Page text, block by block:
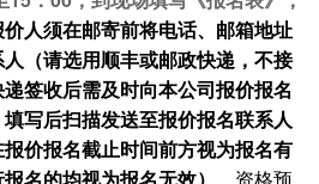
价人须在邮寄前将电话、邮箱地址
（请选用顺丰或邮政快递，不接
签收后需及时向本公司报价报名
写后扫描发送至报价报名联系人
价报名截止时间前方视为报名有